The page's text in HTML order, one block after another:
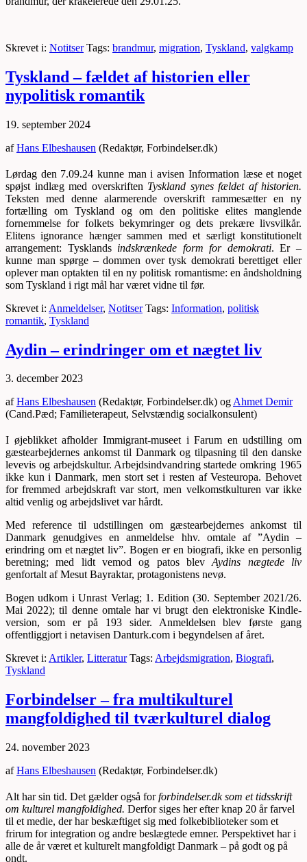
Skrevet i: Notitser Tags: brandmur, migration, Tyskland, valgkamp
Tyskland – fældet af historien eller
nypolitisk romantik
19. september 2024
afHans Elbeshausen (Redaktør, Forbindelser.dk)
Lørdag den 7.09.24 kunne man i avisen Information læse et noget
spøjst indlæg med overskriften Tyskland synes fældet af historien.
Teksten med denne alarmerende overskrift rammesætter en ny
fortælling om Tyskland og om den politiske elites manglende
fornemmelse for folkets bekymringer og dets prekære livsvilkår.
Elitens ignorance hænger sammen med et særligt konstitutionelt
arrangement: Tysklands indskrænkede form for demokrati. Er –
kunne man spørge – dommen over tysk demokrati berettiget eller
oplever man optakten til en ny politisk romantisme: en åndsholdning
som Tyskland i rigt mål har været vidne til før.
Skrevet i: Anmeldelser, Notitser Tags: Information, politisk
romantik, Tyskland
Aydin – erindringer om et nægtet liv
3. december 2023
afHans Elbeshausen (Redaktør, Forbindelser.dk) ogAhmet Demir
(Cand.Pæd; Familieterapeut, Selvstændig socialkonsulent)
I øjeblikket afholder Immigrant-museet i Farum en udstilling om
gæstearbejdernes ankomst til Danmark og tilpasning til den danske
levevis og arbejdskultur. Arbejdsindvandring startede omkring 1965
ikke kun i Danmark, men stort set i resten af Vesteuropa. Behovet
for fremmed arbejdskraft var stort, men velkomstkulturen var ikke
altid venlig og arbejdslivet var hårdt.
Med reference til udstillingen om gæstearbejdernes ankomst til
Danmark genudgives en anmeldelse hhv. omtale af ”Aydin –
erindring om et nægtet liv”. Bogen er en biografi, ikke en personlig
beretning; med lidt vemod og patos blevAydins nægtede liv
genfortalt af Mesut Bayraktar, protagonistens nevø.
Bogen udkom i Unrast Verlag; 1. Edition (30. September 2021/26.
Mai 2022); til denne omtale har vi brugt den elektroniske Kindle-
version, som er på 193 sider. Anmeldelsen blev første gang
offentliggjort i netavisen Danturk.com i begyndelsen af året.
Skrevet i: Artikler, Litteratur Tags: Arbejdsmigration, Biografi,
Tyskland
Forbindelser – fra multikulturel
mangfoldighed til tværkulturel dialog
24. november 2023
afHans Elbeshausen (Redaktør, Forbindelser.dk)
Alt har sin tid. Det gælder også forforbindelser.dk som et tidsskrift
om kulturel mangfoldighed. Derfor siges her efter knap 20 år farvel
til et medie, der har beskæftiget sig med folkebiblioteker som et
frirum for integration og andre beslægtede emner. Perspektivet har i
alle de år været et kulturelt mangfoldigt Danmark – på godt og på
ondt.